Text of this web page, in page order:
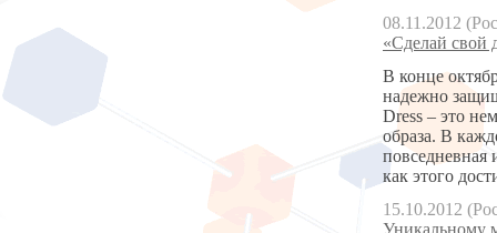
08.11.2012
«Сделай свой
В конце
надежно
Dress – это
образа. В
повседневная
как этого
15.10.2012
Уникальному